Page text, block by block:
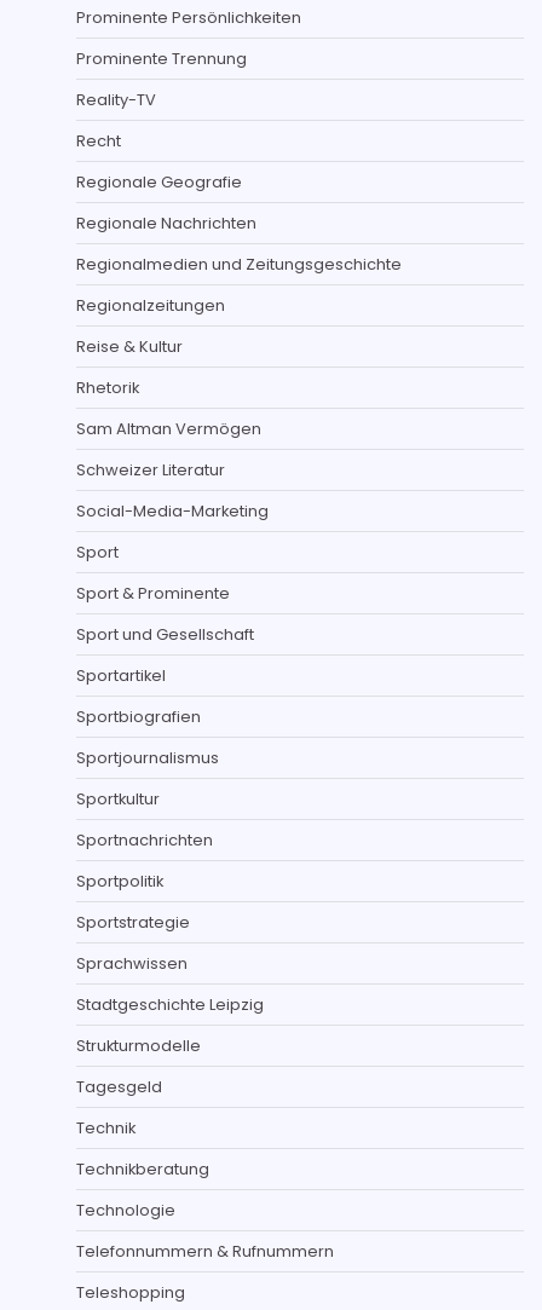
Prominente Persönlichkeiten
Prominente Trennung
Reality-TV
Recht
Regionale Geografie
Regionale Nachrichten
Regionalmedien und Zeitungsgeschichte
Regionalzeitungen
Reise & Kultur
Rhetorik
Sam Altman Vermögen
Schweizer Literatur
Social-Media-Marketing
Sport
Sport & Prominente
Sport und Gesellschaft
Sportartikel
Sportbiografien
Sportjournalismus
Sportkultur
Sportnachrichten
Sportpolitik
Sportstrategie
Sprachwissen
Stadtgeschichte Leipzig
Strukturmodelle
Tagesgeld
Technik
Technikberatung
Technologie
Telefonnummern & Rufnummern
Teleshopping